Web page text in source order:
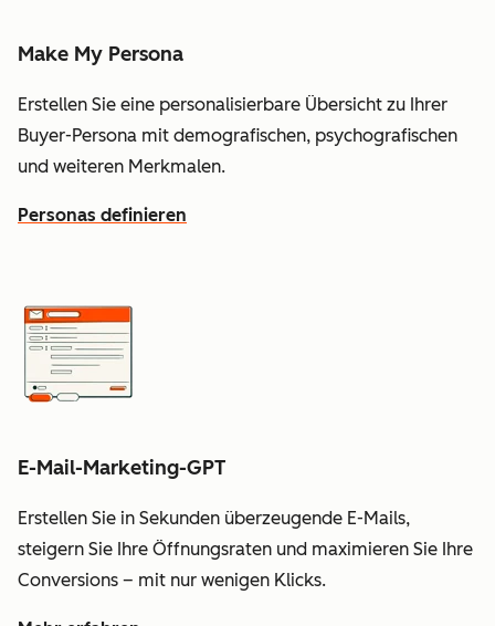
Make My Persona
Erstellen Sie eine personalisierbare Übersicht zu Ihrer
Buyer-Persona mit demografischen, psychografischen
und weiteren Merkmalen.
Personas definieren
E-Mail-Marketing-GPT
Erstellen Sie in Sekunden überzeugende E-Mails,
steigern Sie Ihre Öffnungsraten und maximieren Sie Ihre
Conversions – mit nur wenigen Klicks.